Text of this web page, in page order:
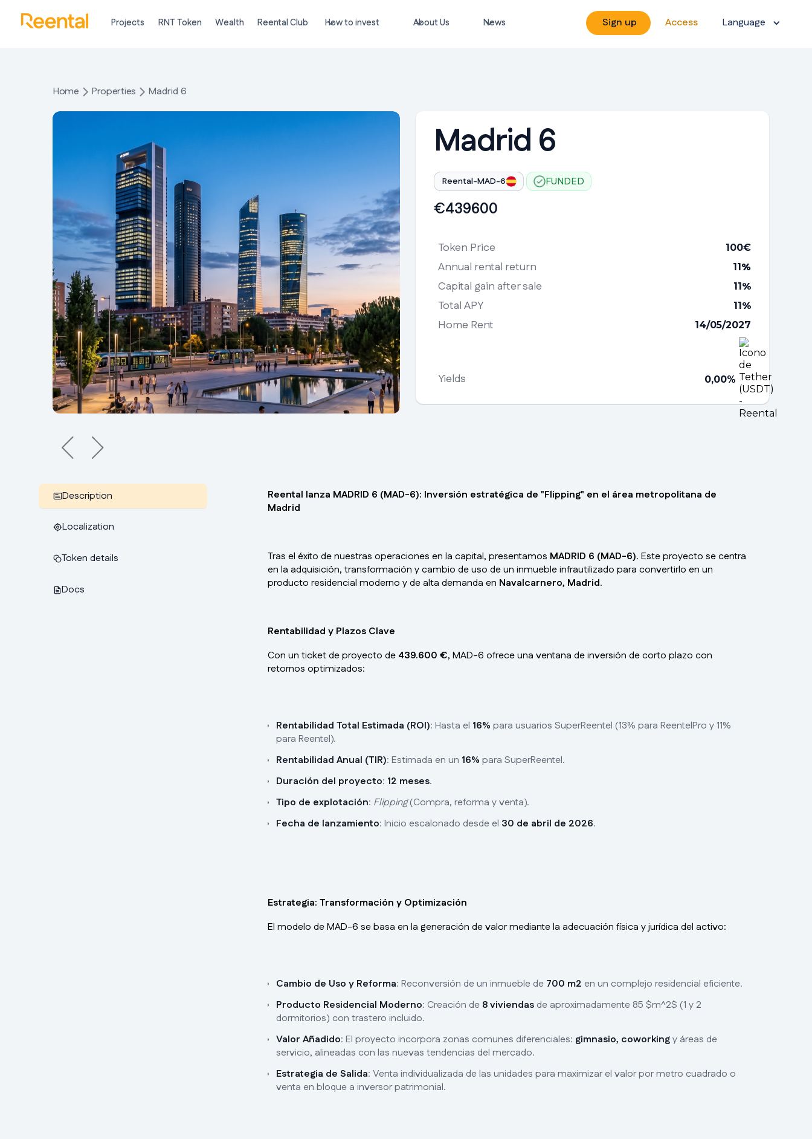
Projects RNT Token Wealth Reental Club How to invest About Us News Sign up Access Language
Home Properties Madrid 6
Madrid 6
Reental-MAD-6 FUNDED
€439600
Token Price 100€
Annual rental return 11%
Capital gain after sale 11%
Total APY 11%
Home Rent 14/05/2027
Yields 0,00%
Description
Localization
Token details
Docs
Reental lanza MADRID 6 (MAD-6): Inversión estratégica de "Flipping" en el área metropolitana de
Madrid
Tras el éxito de nuestras operaciones en la capital, presentamos MADRID 6 (MAD-6). Este proyecto se centra
en la adquisición, transformación y cambio de uso de un inmueble infrautilizado para convertirlo en un
producto residencial moderno y de alta demanda en Navalcarnero, Madrid.
Rentabilidad y Plazos Clave
Con un ticket de proyecto de 439.600 €, MAD-6 ofrece una ventana de inversión de corto plazo con
retornos optimizados:
Rentabilidad Total Estimada (ROI): Hasta el 16% para usuarios SuperReentel (13% para ReentelPro y 11%
para Reentel).
Rentabilidad Anual (TIR): Estimada en un 16% para SuperReentel.
Duración del proyecto: 12 meses.
Tipo de explotación: Flipping(Compra, reforma y venta).
Fecha de lanzamiento: Inicio escalonado desde el 30 de abril de 2026.
Estrategia: Transformación y Optimización
El modelo de MAD-6 se basa en la generación de valor mediante la adecuación física y jurídica del activo:
Cambio de Uso y Reforma: Reconversión de un inmueble de 700 m2 en un complejo residencial eficiente.
Producto Residencial Moderno: Creación de 8 viviendas de aproximadamente 85 $m^2$ (1 y 2
dormitorios) con trastero incluido.
Valor Añadido: El proyecto incorpora zonas comunes diferenciales: gimnasio, coworkingy áreas de
servicio, alineadas con las nuevas tendencias del mercado.
Estrategia de Salida: Venta individualizada de las unidades para maximizar el valor por metro cuadrado o
venta en bloque a inversor patrimonial.